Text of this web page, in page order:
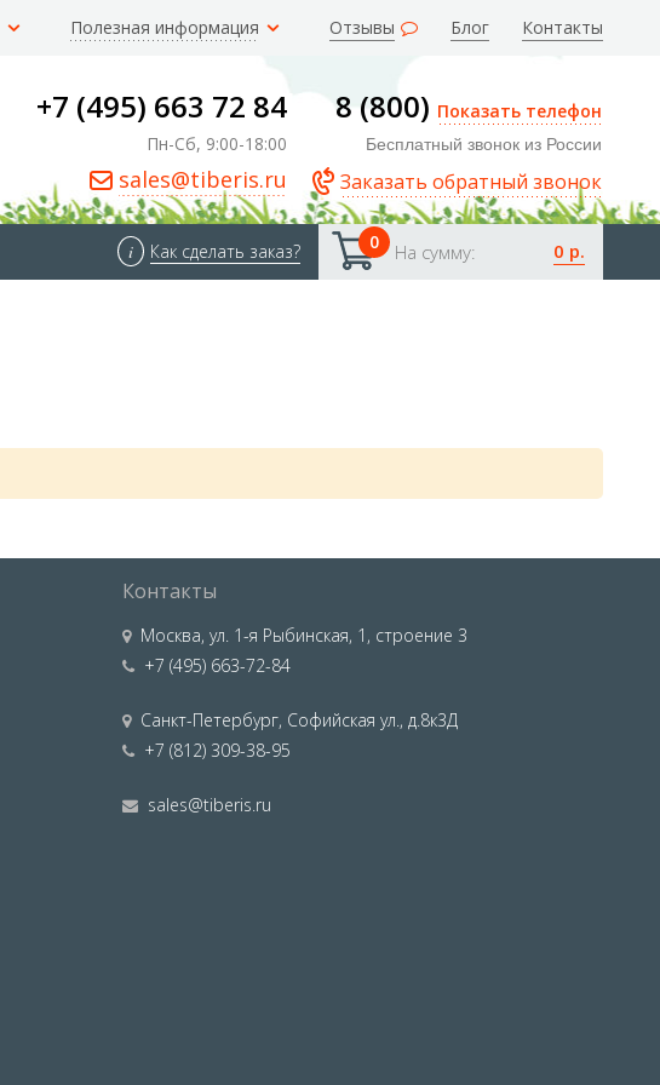
Полезная информация Отзывы Блог Контакты
+7 (495) 663 72 84
Пн-Сб, 9:00-18:00
sales@tiberis.ru
8 (800) Показать телефон
Бесплатный звонок из России
Заказать обратный звонок
0 На сумму: 0 р.
i Как сделать заказ?
Контакты
Москва,ул. 1-я Рыбинская, 1, строение 3
+7 (495) 663-72-84
Санкт-Петербург, Софийская ул., д.8к3Д
+7 (812) 309-38-95
sales@tiberis.ru